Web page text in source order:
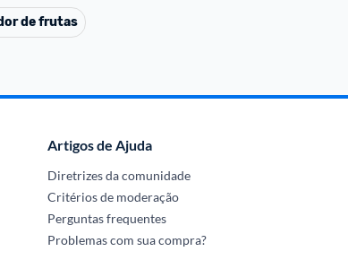
de frutas
Artigos de Ajuda
Diretrizes da comunidade
Critérios de moderação
Perguntas frequentes
Problemas com sua compra?